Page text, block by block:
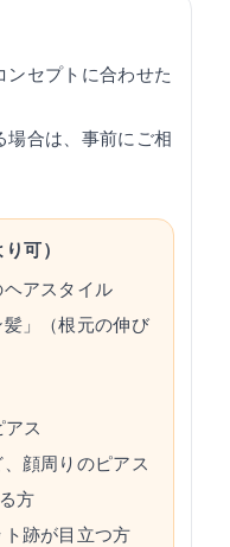
ンセプトに合わせた
場合は、事前にご相
可）
アスタイル
」（根元の伸び
ス
顔周りのピアス
方
跡が目立つ方